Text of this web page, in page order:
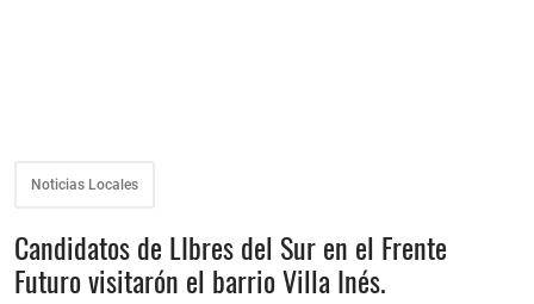
Noticias Locales
Candidatos de LIbres del Sur en el Frente
Futuro visitarón el barrio Villa Inés.